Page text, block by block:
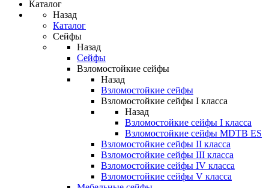
Каталог
Назад
Каталог
Сейфы
Назад
Сейфы
Взломостойкие сейфы
Назад
Взломостойкие сейфы
Взломостойкие сейфы I класса
Назад
Взломостойкие сейфы I класса
Взломостойкие сейфы MDTB ES
Взломостойкие сейфы II класса
Взломостойкие сейфы III класса
Взломостойкие сейфы IV класса
Взломостойкие сейфы V класса